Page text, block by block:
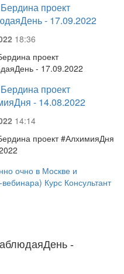
проект
- 17.09.2022
18:36
проект
- 17.09.2022
проект
- 14.08.2022
14:14
проект #АлхимияДня
очно в Москве и
Курс Консультант
-